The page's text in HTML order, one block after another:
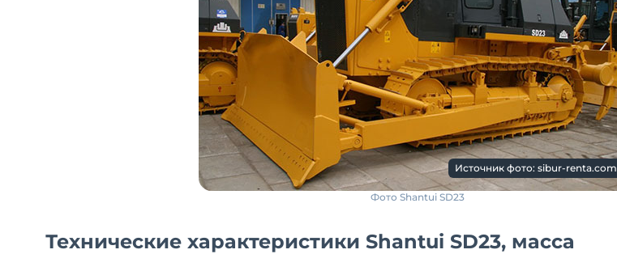
Источник фото: sibur-renta.com
Фото Shantui SD23
Технические характеристики Shantui SD23, масса